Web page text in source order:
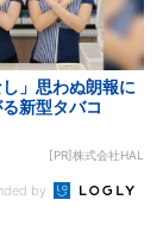
し」思わぬ朗報に
新型タバコ
[PR]株式会社HAL
by